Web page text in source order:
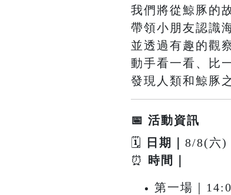
我們將從鯨豚的
帶領小朋友認
並透過有趣的觀
動手看一看、比
發現人類和鯨豚
📅 活動資訊
🗓
日期｜ 8/8(六)
⏰
時間｜
第一場｜